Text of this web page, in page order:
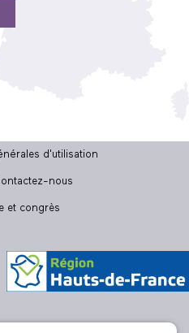
d'utilisation
nous
et congrès